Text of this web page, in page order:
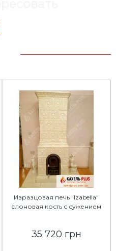
Изразцовая печь "Izabella"
слоновая кость с сужением
35 720 грн